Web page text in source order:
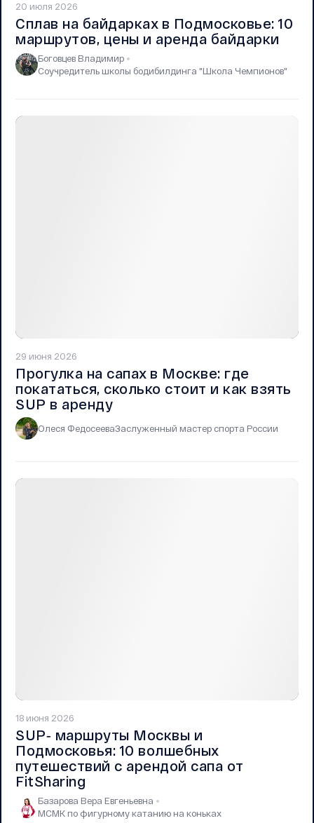
20 июля 2026
Сплав на байдарках в Подмосковье: 10
маршрутов, цены и аренда байдарки
Боговцев Владимир
Соучредитель школы бодибилдинга "Школа Чемпионов"
29 июня 2026
Прогулка на сапах в Москве: где
покататься, сколько стоит и как взять
SUP в аренду
Олеся ФедосееваЗаслуженный мастер спорта России
18 июня 2026
SUP‑ маршруты Москвы и
Подмосковья: 10 волшебных
путешествий с арендой сапа от
FitSharing
Базарова Вера Евгеньевна
МСМК по фигурному катанию на коньках